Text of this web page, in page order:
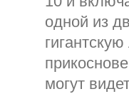
одной из
могут